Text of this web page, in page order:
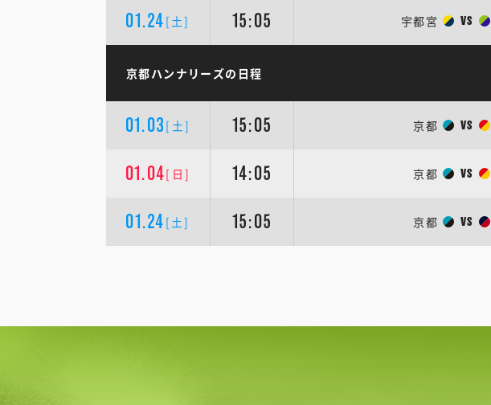
01.24 [土] 15:05 宇都宮 VS
京都ハンナリーズの日程
01.03 [土] 15:05 京都 VS
01.04[日] 14:05 京都 VS
01.24 [土] 15:05 京都 VS